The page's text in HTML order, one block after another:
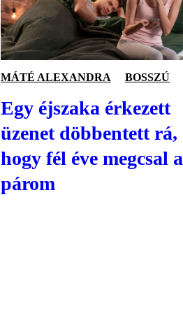
MÁTÉ ALEXANDRA BOSSZÚ
Egy éjszaka érkezett
üzenet döbbentett rá,
hogy fél éve megcsal a
párom